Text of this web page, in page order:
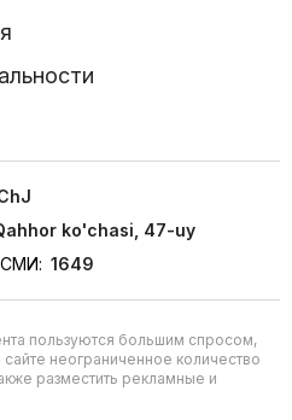
ko'chasi, 47-uy
СМИ: 1649
пользуются большим спросом,
неограниченное количество
разместить рекламные и